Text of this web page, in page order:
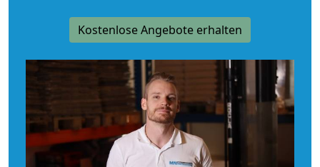
Kostenlose Angebote erhalten